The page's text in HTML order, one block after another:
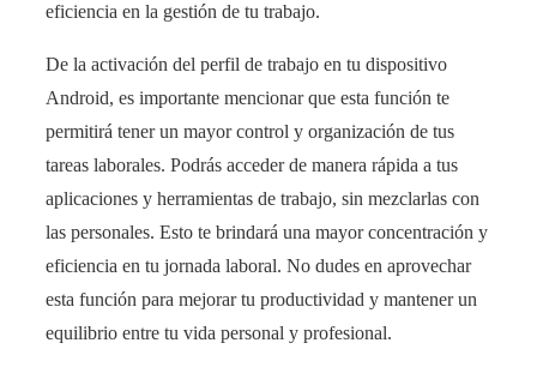
eficiencia en la gestión de tu trabajo.
De la activación del perfil de trabajo en tu dispositivo
Android, es importante mencionar que esta función te
permitirá tener un mayor control y organización de tus
tareas laborales. Podrás acceder de manera rápida a tus
aplicaciones y herramientas de trabajo, sin mezclarlas con
las personales. Esto te brindará una mayor concentración y
eficiencia en tu jornada laboral. No dudes en aprovechar
esta función para mejorar tu productividad y mantener un
equilibrio entre tu vida personal y profesional.